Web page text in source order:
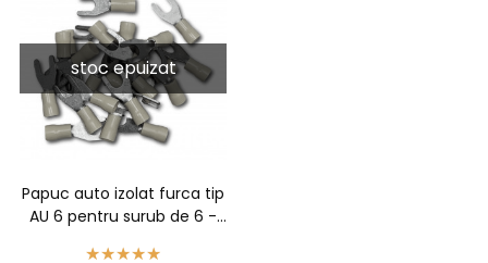
stoc epuizat
Papuc auto izolat furca tip
AU 6 pentru surub de 6 -